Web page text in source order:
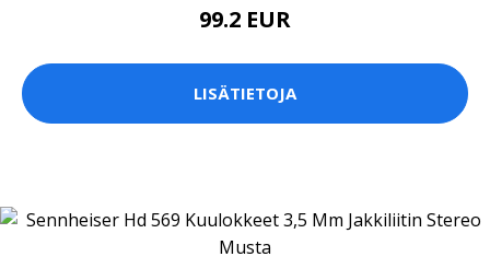
99.2 EUR
LISÄTIETOJA